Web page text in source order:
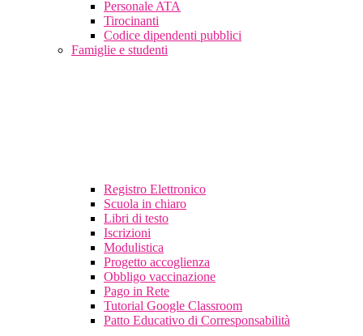
Personale ATA
Tirocinanti
Codice dipendenti pubblici
Famiglie e studenti
Registro Elettronico
Scuola in chiaro
Libri di testo
Iscrizioni
Modulistica
Progetto accoglienza
Obbligo vaccinazione
Pago in Rete
Tutorial Google Classroom
Patto Educativo di Corresponsabilità